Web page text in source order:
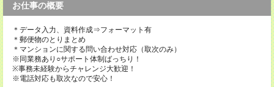
お仕事の概要
＊データ入力、資料作成⇒フォーマット有
＊郵便物のとりまとめ
＊マンションに関する問い合わせ対応（取次のみ）
※同業務あり○サポート体制ばっちり！
※事務未経験からチャレンジ大歓迎！
※電話対応も取次なので安心！